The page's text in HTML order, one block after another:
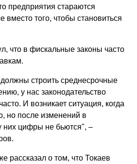
предприятия стараются
вместо того, чтобы становиться
что в фискальные законы часто
строить среднесрочные
у нас законодательство
И возникает ситуация, когда
но после изменений в
них цифры не бьются", –
рассказал о том, что Токаев